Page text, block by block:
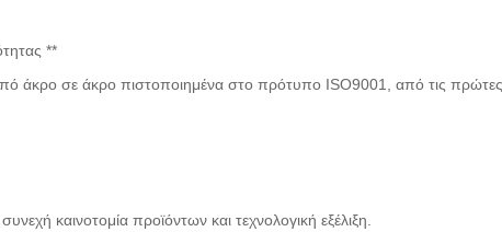
**
άκρο σε άκρο πιστοποιημένα στο πρότυπο ISO9001, από τις
καινοτομία προϊόντων και τεχνολογική εξέλιξη.